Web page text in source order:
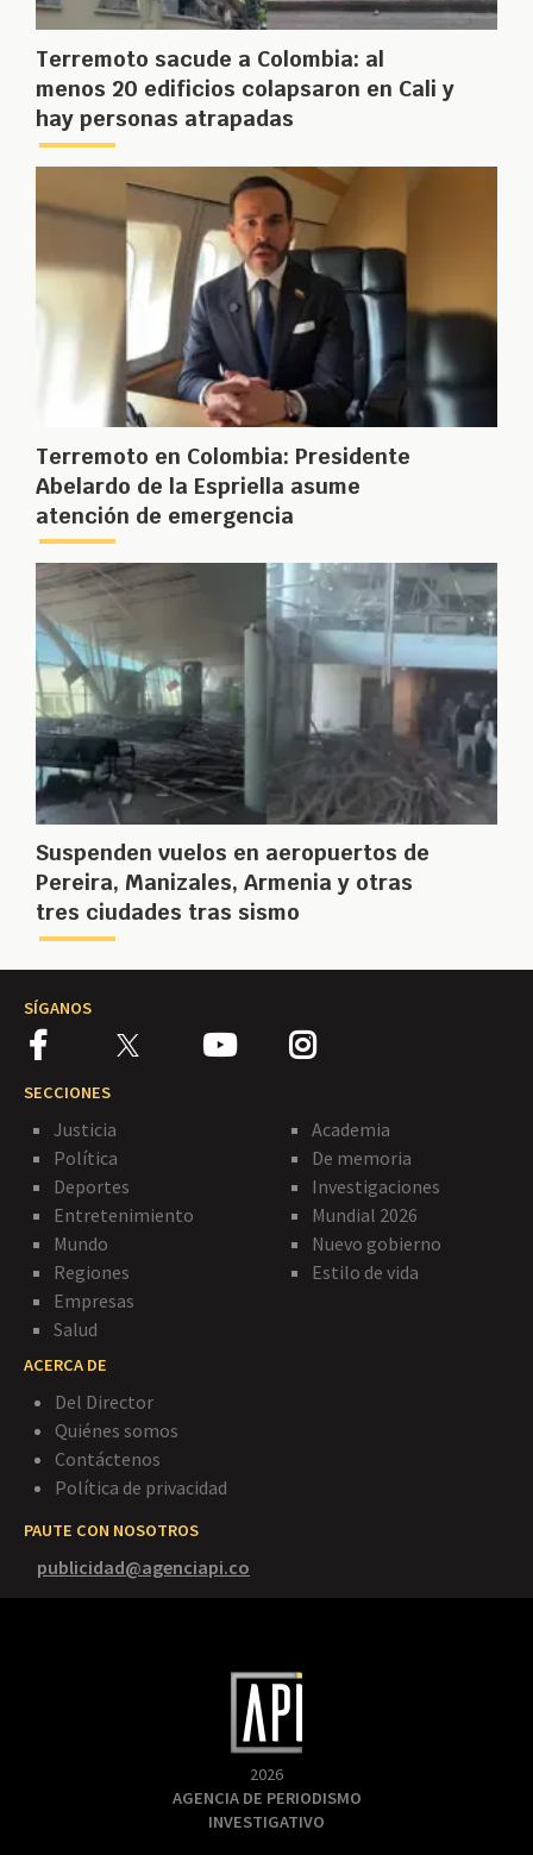
Terremoto sacude a Colombia: al
menos 20 edificios colapsaron en Cali y
hay personas atrapadas
Terremoto en Colombia: Presidente
Abelardo de la Espriella asume
atención de emergencia
Suspenden vuelos en aeropuertos de
Pereira, Manizales, Armenia y otras
tres ciudades tras sismo
SÍGANOS
SECCIONES
Justicia
Política
Deportes
Entretenimiento
Mundo
Regiones
Empresas
Salud
Academia
De memoria
Investigaciones
Mundial 2026
Nuevo gobierno
Estilo de vida
ACERCA DE
Del Director
Quiénes somos
Contáctenos
Política de privacidad
PAUTE CON NOSOTROS
publicidad@agenciapi.co
2026
AGENCIA DE PERIODISMO
INVESTIGATIVO